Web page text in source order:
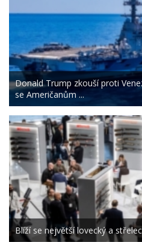
Donald Trump zkouší proti
se Američanům ...
Blíží se největší lovecký a